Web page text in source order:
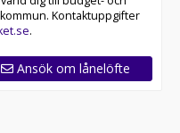
Kontaktuppgifter
.
Ansök om lånelöfte